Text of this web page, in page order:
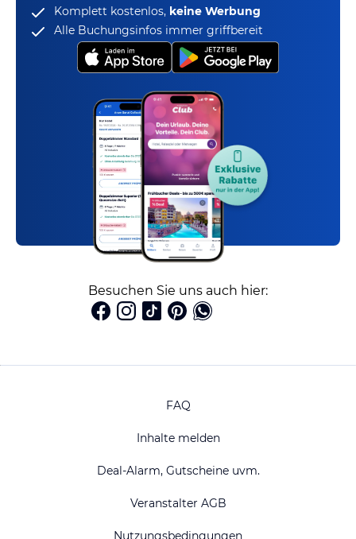
Komplett kostenlos, keine Werbung
Alle Buchungsinfos immer griffbereit
Besuchen Sie uns auch hier:
FAQ
Inhalte melden
Deal-Alarm, Gutscheine uvm.
Veranstalter AGB
Nutzungsbedingungen